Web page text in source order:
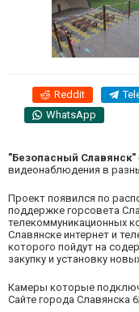
Reddit
WhatsApp
"Безопасный Славянск"
видеонаблюдения в
Проект появился по
поддержке горсовета
телекоммуникационных
Славянске интернет и
которого пойдут на
закупку и установку
Камеры которые
Сайте города Славянска